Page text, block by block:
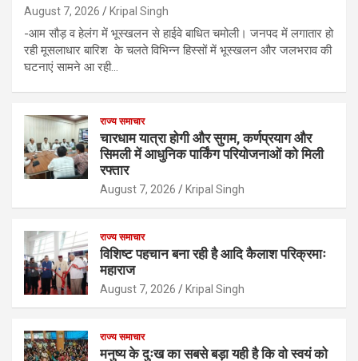
August 7, 2026 Kripal Singh
-आम सौड़ व हेलंग में भूस्खलन से हाईवे बाधित चमोली। जनपद में लगातार हो
रही मूसलाधार बारिश के चलते विभिन्न हिस्सों में भूस्खलन और जलभराव की
घटनाएं सामने आ रही…
राज्य समाचार
चारधाम यात्रा होगी और सुगम, कर्णप्रयाग और
सिमली में आधुनिक पार्किंग परियोजनाओं को मिली
रफ्तार
August 7, 2026 Kripal Singh
राज्य समाचार
विशिष्ट पहचान बना रही है आदि कैलाश परिक्रमाः
महाराज
August 7, 2026 Kripal Singh
राज्य समाचार
मनुष्य के दुःख का सबसे बड़ा यही है कि वो स्वयं को